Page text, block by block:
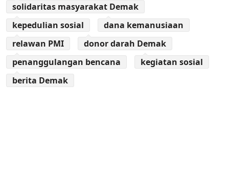
solidaritas masyarakat Demak
kepedulian sosial
dana kemanusiaan
relawan PMI
donor darah Demak
penanggulangan bencana
kegiatan sosial
berita Demak